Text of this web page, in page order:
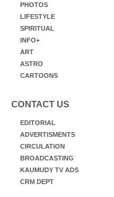
PHOTOS
LIFESTYLE
SPIRITUAL
INFO+
ART
ASTRO
CARTOONS
CONTACT US
EDITORIAL
ADVERTISMENTS
CIRCULATION
BROADCASTING
KAUMUDY TV ADS
CRM DEPT